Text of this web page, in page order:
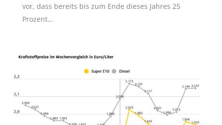
vor, dass bereits bis zum Ende dieses Jahres 25
Prozent…